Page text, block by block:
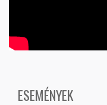
ESEMÉNYEK